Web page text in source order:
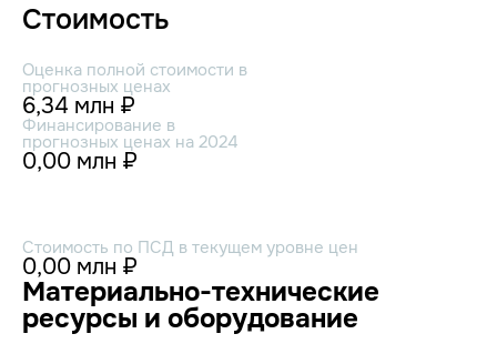
Стоимость
Оценка полной стоимости в
прогнозных ценах
6,34 млн ₽
Финансирование в
прогнозных ценах на 2024
0,00 млн ₽
Стоимость по ПСД в текущем уровне цен
0,00 млн ₽
Материально-технические
ресурсы и оборудование